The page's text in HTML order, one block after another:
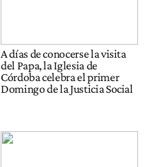
A días de conocerse la visita
del Papa, la Iglesia de
Córdoba celebra el primer
Domingo de la Justicia Social